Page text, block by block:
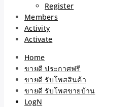
Register
Members
Activity
Activate
Home
ขายดี ประกาศฟรี
ขายดี รับโพสสินค้า
ขายดี รับโพสขายบ้าน
LogN